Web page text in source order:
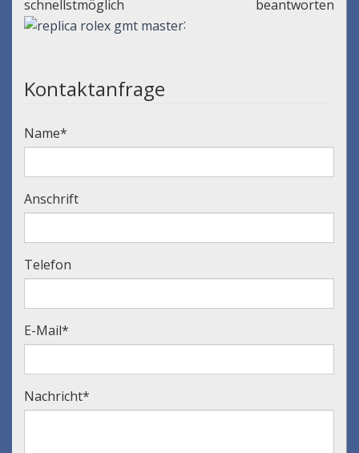
schnellstmöglich beantworten
:
Kontaktanfrage
Name*
Anschrift
Telefon
E-Mail*
Nachricht*